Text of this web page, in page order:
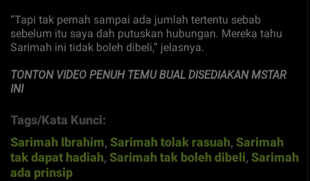
“Tapi tak pernah sampai ada jumlah tertentu sebab
sebelum itu saya dah putuskan hubungan. Mereka tahu
Sarimah ini tidak boleh dibeli,” jelasnya.
TONTON VIDEO PENUH TEMU BUAL DISEDIAKAN MSTAR
INI
Tags/Kata Kunci:
Sarimah Ibrahim,Sarimah tolak rasuah,Sarimah
tak dapat hadiah,Sarimah tak boleh dibeli,Sarimah
ada prinsip